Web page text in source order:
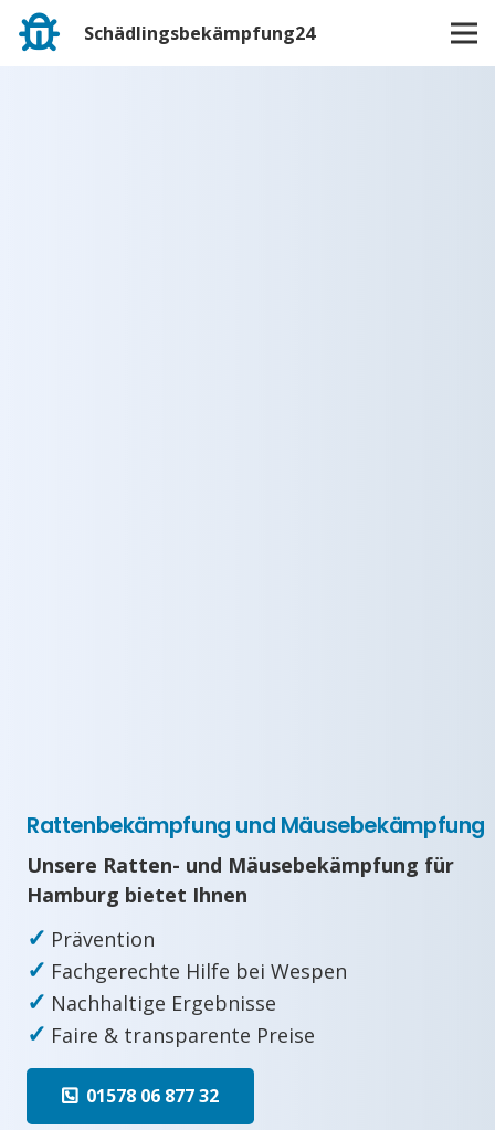
Schädlingsbekämpfung24
Rattenbekämpfung und Mäusebekämpfung
Unsere Ratten- und Mäusebekämpfung für
Hamburg bietet Ihnen
✓ Prävention
✓ Fachgerechte Hilfe bei Wespen
✓ Nachhaltige Ergebnisse
✓ Faire & transparente Preise
01578 06 877 32